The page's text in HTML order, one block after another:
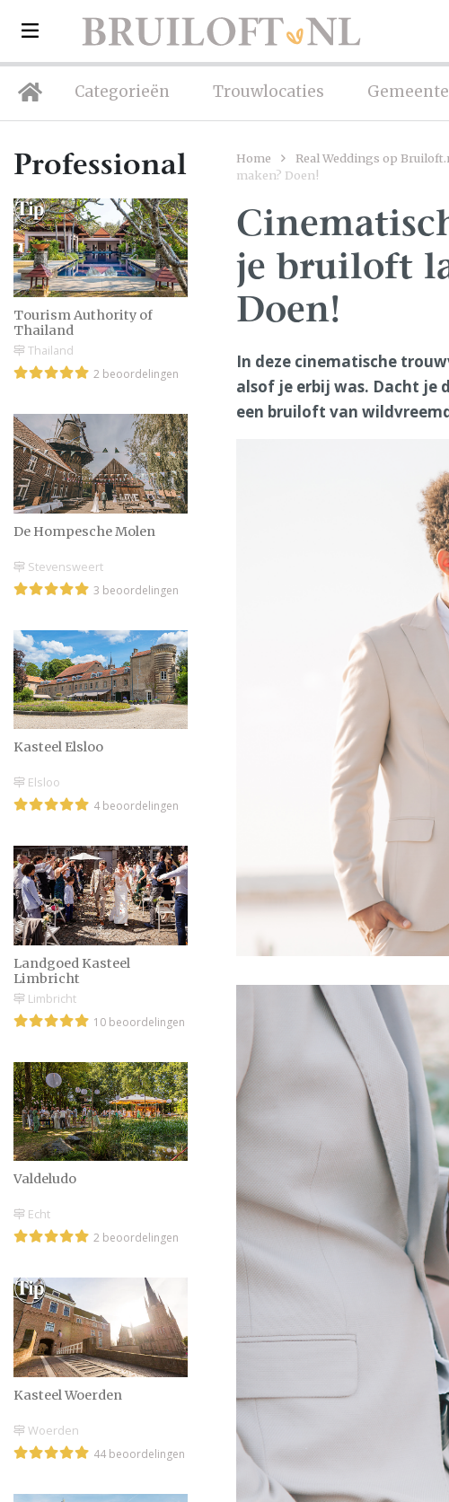
Categorieën Trouwlocaties
Professionals
Tourism Authority of
Thailand
Thailand
2 beoordelingen
De Hompesche Molen
Stevensweert
3 beoordelingen
Kasteel Elsloo
Elsloo
4 beoordelingen
Landgoed Kasteel
Limbricht
Limbricht
10 beoordelingen
Valdeludo
Echt
2 beoordelingen
Kasteel Woerden
Woerden
44 beoordelingen
Home Real Weddings op
maken? Doen!
je bruiloft
Doen!
In deze cinematische
alsof je erbij was. Dacht je
een bruiloft van